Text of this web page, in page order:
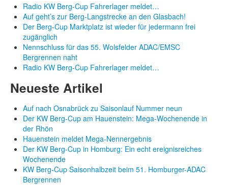
Radio KW Berg-Cup Fahrerlager meldet…
Auf geht’s zur Berg-Langstrecke an den Glasbach!
Der Berg-Cup Marktplatz ist wieder für jedermann frei
zugänglich
Nennschluss für das 55. Wolsfelder ADAC/EMSC
Bergrennen naht
Radio KW Berg-Cup Fahrerlager meldet…
Neueste Artikel
Auf nach Osnabrück zu Saisonlauf Nummer neun
Der KW Berg-Cup am Hauenstein: Mega-Wochenende in
der Rhön
Hauenstein meldet Mega-Nennergebnis
Der KW Berg-Cup in Homburg: Ein echt ereignisreiches
Wochenende
KW Berg-Cup Saisonhalbzeit beim 51. Homburger-ADAC
Bergrennen